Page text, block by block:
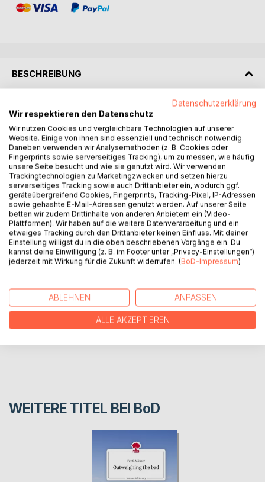
BESCHREIBUNG
Liz's boyfriend Alec finally introduces her to his friends
after keeping their relationship on the down-low. Meeting
Caden, one of Alec's friends, they get to know each other,
forming a friendship. But what happens when Liz's and
Alec's relationship crumbles? Well, ice cream and Caden
are the solution! Unbeknownst to both of them, they have
started to fall in love with each other. How will Caden's
girlfriend Rylee react? And will these two lovers find their
way into each other's arms? Only one way to find out! Read
the book and follow their journey. Heartbreak, breakups,
love, and ice cream won't be missed!
AUTOR/IN
PRESSESTIMMEN
REZENSIONEN
WEITERE TITEL BEI BoD
Datenschutzerklärung
Wir respektieren den Datenschutz
Wir nutzen Cookies und vergleichbare Technologien auf unserer
Website. Einige von ihnen sind essenziell und technisch notwendig.
Daneben verwenden wir Analysemethoden (z. B. Cookies oder
Fingerprints sowie serverseitiges Tracking), um zu messen, wie häufig
unsere Seite besucht und wie sie genutzt wird. Wir verwenden
Trackingtechnologien zu Marketingzwecken und setzen hierzu
serverseitiges Tracking sowie auch Drittanbieter ein, wodurch ggf.
geräteübergreifend Cookies, Fingerprints, Tracking-Pixel, IP-Adressen
sowie gehashte E-Mail-Adressen genutzt werden. Auf unserer Seite
betten wir zudem Drittinhalte von anderen Anbietern ein (Video-
Plattformen). Wir haben auf die weitere Datenverarbeitung und ein
etwaiges Tracking durch den Drittanbieter keinen Einfluss. Mit deiner
Einstellung willigst du in die oben beschriebenen Vorgänge ein. Du
kannst deine Einwilligung (z. B. im Footer unter „Privacy-Einstellungen“)
jederzeit mit Wirkung für die Zukunft widerrufen. (BoD-Impressum)
ABLEHNEN ANPASSEN
ALLE AKZEPTIEREN